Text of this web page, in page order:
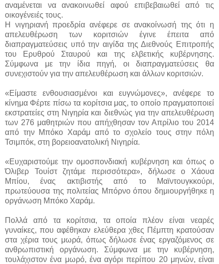
αναμένεται να ανακοινωθεί αφού επιβεβαιωθεί από τις
οικογένειές τους.
Η νιγηριανή προεδρία ανέφερε σε ανακοίνωσή της ότι η
απελευθέρωση των κοριτσιών έγινε έπειτα από
διαπραγματεύσεις υπό την αιγίδα της Διεθνούς Επιτροπής
του Ερυθρού Σταυρού και της ελβετικής κυβέρνησης.
Σύμφωνα με την ίδια πηγή, οι διαπραγματεύσεις θα
συνεχιστούν για την απελευθέρωση και άλλων κοριτσιών.
«Είμαστε ενθουσιασμένοι και ευγνώμονες», ανέφερε το
κίνημα Φέρτε πίσω τα κορίτσια μας, το οποίο πραγματοποιεί
εκστρατείες στη Νιγηρία και διεθνώς για την απελευθέρωση
των 276 μαθητριών που απήχθησαν τον Απρίλιο του 2014
από την Μπόκο Χαράμ από το σχολείο τους στην πόλη
Τσιμπόκ, στη βορειοανατολική Νιγηρία.
«Ευχαριστούμε την ομοσπονδιακή κυβέρνηση και όπως ο
Όλιβερ Τουίστ ζητάμε περισσότερα», δήλωσε ο Χάουα
Μπίου, ένας ακτιβιστής από το Μαϊντουγκκούρι,
πρωτεύουσα της πολιτείας Μπόρνο όπου δημιουργήθηκε η
οργάνωση Μπόκο Χαράμ.
Πολλά από τα κορίτσια, τα οποία πλέον είναι νεαρές
γυναίκες, που αφέθηκαν ελεύθερα χθες Πέμπτη κρατούσαν
στα χέρια τους μωρά, όπως δήλωσε ένας εργαζόμενος σε
ανθρωπιστική οργάνωση. Σύμφωνα με την κυβέρνηση,
τουλάχιστον ένα μωρό, ένα αγόρι περίπου 20 μηνών, είναι